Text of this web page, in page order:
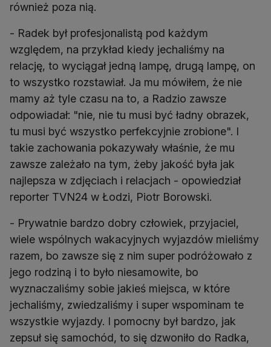
również poza nią.
- Radek był profesjonalistą pod każdym
względem, na przykład kiedy jechaliśmy na
relację, to wyciągał jedną lampę, drugą lampę, on
to wszystko rozstawiał. Ja mu mówiłem, że nie
mamy aż tyle czasu na to, a Radzio zawsze
odpowiadał: "nie, nie tu musi być ładny obrazek,
tu musi być wszystko perfekcyjnie zrobione". I
takie zachowania pokazywały właśnie, że mu
zawsze zależało na tym, żeby jakość była jak
najlepsza w zdjęciach i relacjach - opowiedział
reporter TVN24 w Łodzi, Piotr Borowski.
- Prywatnie bardzo dobry człowiek, przyjaciel,
wiele wspólnych wakacyjnych wyjazdów mieliśmy
razem, bo zawsze się z nim super podróżowało z
jego rodziną i to było niesamowite, bo
wyznaczaliśmy sobie jakieś miejsca, w które
jechaliśmy, zwiedzaliśmy i super wspominam te
wszystkie wyjazdy. I pomocny był bardzo, jak
zepsuł się samochód, to się dzwoniło do Radka,